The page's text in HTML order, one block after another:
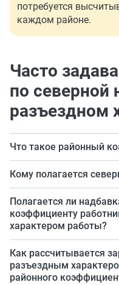
потребуется
каждом районе.
Часто
по северной
разъездном
Что такое районный
Это величина
заработная плата
территориях.
Кому полагается
Работникам, которые
возложенную на них
действует районный
Полагается ли
коэффициенту
характером работы?
Да, полагается, если
функцию на
Как рассчитывается
разъездным
районного